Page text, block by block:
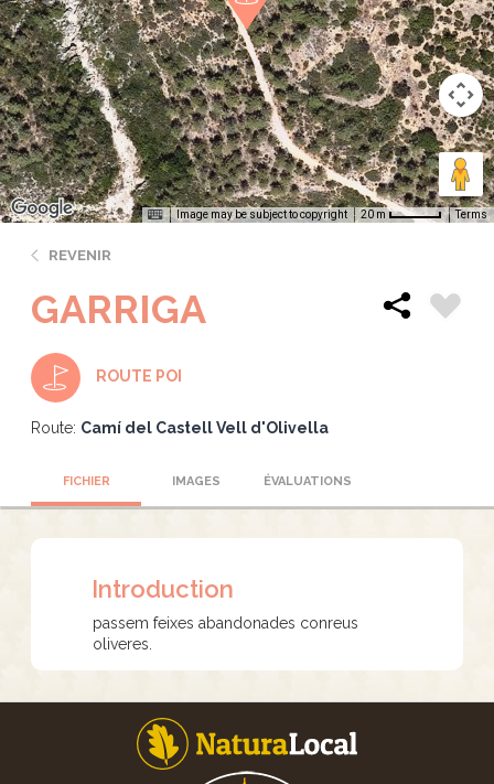
Image may be subject to copyright 20 m Terms
REVENIR
GARRIGA
ROUTE POI
Route: Camí del Castell Vell d'Olivella
FICHIER IMAGES ÉVALUATIONS
Introduction
passem feixes abandonades conreus
oliveres.